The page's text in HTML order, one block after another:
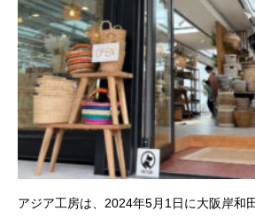
アジア工房は、2024年5月1日に大阪岸和